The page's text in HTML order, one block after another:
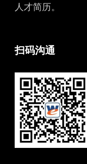
人才简历。
扫码沟通